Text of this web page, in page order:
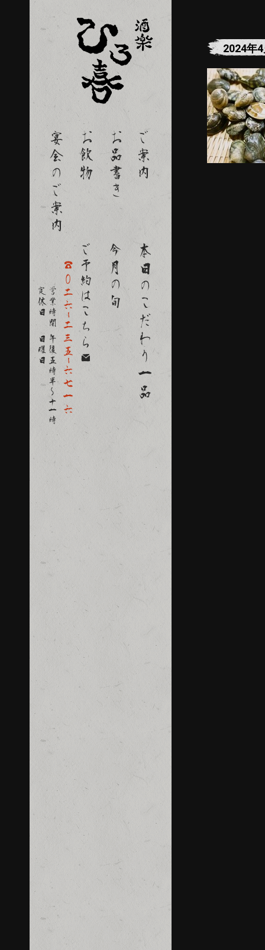
2024年